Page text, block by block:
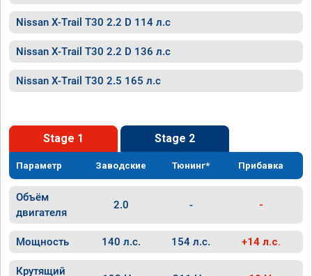
Nissan X-Trail T30 2.2 D 114 л.с
Nissan X-Trail T30 2.2 D 136 л.с
Nissan X-Trail T30 2.5 165 л.с
Stage 1 Stage 2
Параметр Заводские Тюнинг* Прибавка
Объём
двигателя
2.0 - -
Мощность 140 л.с. 154 л.с. +14 л.с.
Крутящий